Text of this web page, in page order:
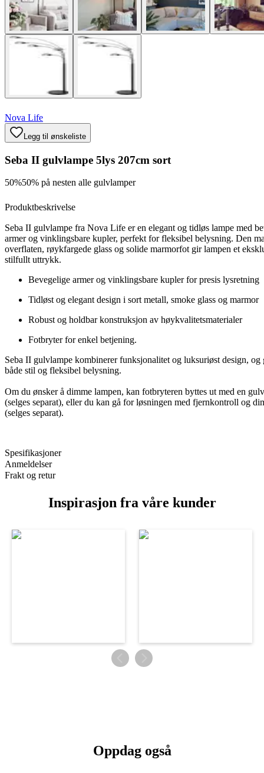
Nova Life
Legg til ønskeliste
Seba II gulvlampe 5lys 207cm sort
50%50% på nesten alle gulvlamper
Produktbeskrivelse
Seba II gulvlampe fra Nova Life er en elegant og tidløs lampe med
armer og vinklingsbare kupler, perfekt for fleksibel belysning. Den
overflaten, røykfargede glass og solide marmorfot gir lampen et
stilfullt uttrykk.
Bevegelige armer og vinklingsbare kupler for presis lysretning
Tidløst og elegant design i sort metall, smoke glass og marmor
Robust og holdbar konstruksjon av høykvalitetsmaterialer
Fotbryter for enkel betjening.
Seba II gulvlampe kombinerer funksjonalitet og luksuriøst design, og
både stil og fleksibel belysning.
Om du ønsker å dimme lampen, kan fotbryteren byttes ut med en
(selges separat), eller du kan gå for løsningen med fjernkontroll og
(selges separat).
Spesifikasjoner
Anmeldelser
Frakt og retur
Inspirasjon fra våre kunder
Oppdag også